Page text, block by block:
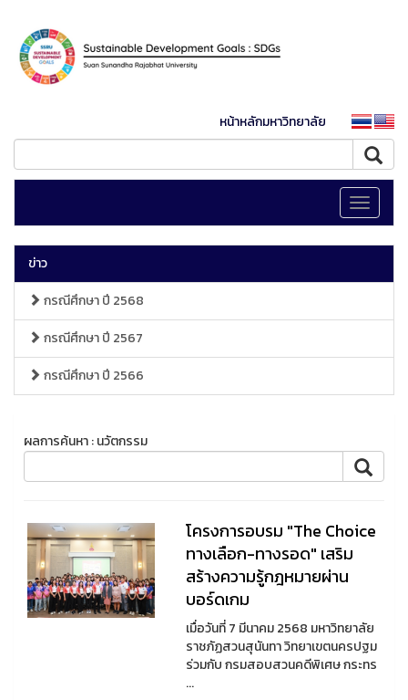
หน้าหลักมหาวิทยาลัย
Toggle
ข่าว
กรณีศึกษา ปี 2568
กรณีศึกษา ปี 2567
กรณีศึกษา ปี 2566
ผลการค้นหา : นวัตกรรม
โครงการอบรม "The Choice
ทางเลือก-ทางรอด" เสริม
สร้างความรู้กฎหมายผ่าน
บอร์ดเกม
เมื่อวันที่ 7 มีนาคม 2568 มหาวิทยาลัย
ราชภัฏสวนสุนันทา วิทยาเขตนครปฐม
ร่วมกับ กรมสอบสวนคดีพิเศษ กระทร
...